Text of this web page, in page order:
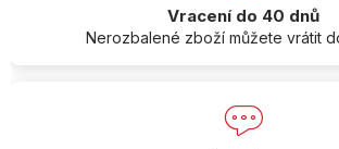
Vracení do 40 dnů
Nerozbalené zboží můžete vrátit